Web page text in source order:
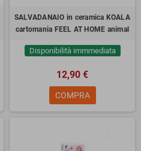
SALVADANAIO in ceramica KOALA
cartomania FEEL AT HOME animal
Disponibilità immmediata
12,90 €
COMPRA